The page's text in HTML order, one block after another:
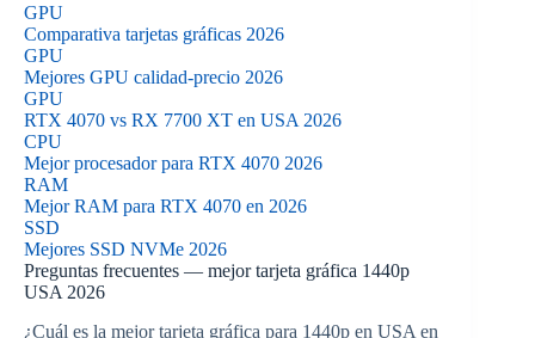
GPU
Comparativa tarjetas gráficas 2026
GPU
Mejores GPU calidad-precio 2026
GPU
RTX 4070 vs RX 7700 XT en USA 2026
CPU
Mejor procesador para RTX 4070 2026
RAM
Mejor RAM para RTX 4070 en 2026
SSD
Mejores SSD NVMe 2026
Preguntas frecuentes — mejor tarjeta gráfica 1440p
USA 2026
¿Cuál es la mejor tarjeta gráfica para 1440p en USA en